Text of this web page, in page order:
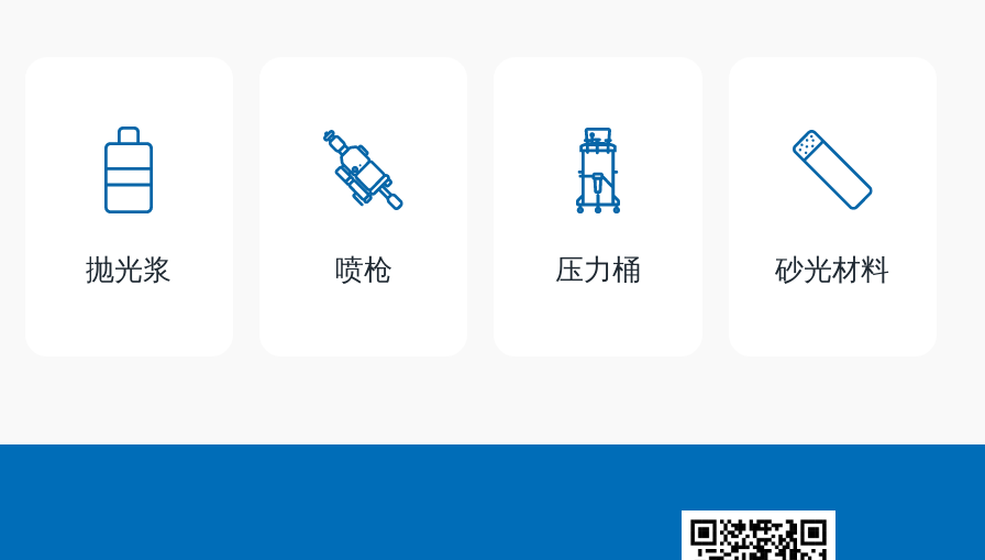
抛光浆 喷枪 压力桶 砂光材料